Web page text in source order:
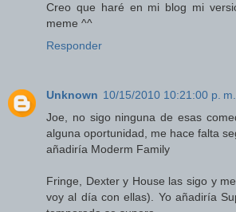
Creo que haré en mi blog mi
meme ^^
Responder
Unknown 10/15/2010 10:21:00 p. m.
Joe, no sigo ninguna de esas
alguna oportunidad, me hace falta
añadiría Moderm Family
Fringe, Dexter y House las sigo y
voy al día con ellas). Yo añadiría